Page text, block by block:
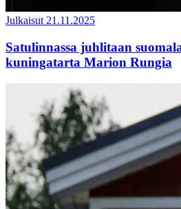
Julkaisut 21.11.2025
Satulinnassa juhlitaan
kuningatarta Marion Rungia